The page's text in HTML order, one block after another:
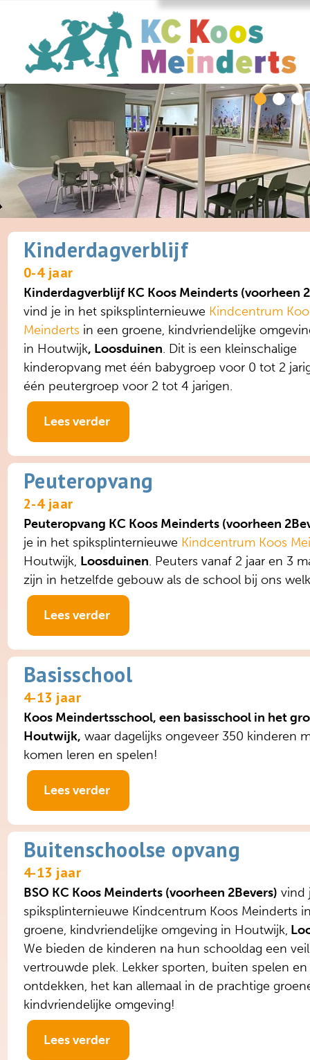
Kinderdagverblijf
0-4 jaar
Kinderdagverblijf KC Koos Meinderts (voorheen
vind je in het spiksplinternieuwe Kindcentrum
Meindertsin een groene, kindvriendelijke
in Houtwijk, Loosduinen. Dit is een kleinschalige
kinderopvang met één babygroep voor 0 tot 2
één peutergroep voor 2 tot 4 jarigen.
Lees verder
Peuteropvang
2-4 jaar
Peuteropvang KC Koos Meinderts (voorheen
je in het spiksplinternieuwe Kindcentrum Koos
Houtwijk, Loosduinen. Peuters vanaf 2 jaar en 3
zijn in hetzelfde gebouw als de school bij ons
Lees verder
Basisschool
4-13 jaar
Koos Meindertsschool, een basisschool in het
Houtwijk, waar dagelijks ongeveer 350 kinderen
komen leren en spelen!
Lees verder
Buitenschoolse opvang
4-13 jaar
BSO KC Koos Meinderts (voorheen 2Bevers) vind
spiksplinternieuwe Kindcentrum Koos Meinderts
groene, kindvriendelijke omgeving in Houtwijk,
We bieden de kinderen na hun schooldag een
vertrouwde plek. Lekker sporten, buiten spelen en
ontdekken, het kan allemaal in de prachtige
kindvriendelijke omgeving!
Lees verder